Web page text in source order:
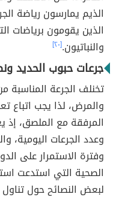
الذيم يمارسون رياضة
الذين يقومون برياضات
والنباتيون.[٢٠]
جرعات حبوب الحديد
تخنلف الجرعة المناسبة
والمرض، لذا يجب اتباع
المرفقة مع الملصق، إذ
وعدد الجرعات اليومية،
وفترة الاستمرار على
الصحية التي استدعت
لبعض النصائح حول